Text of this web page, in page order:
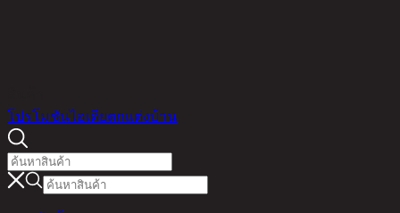
โปรโมชันไอเดียตกแต่งบ้าน